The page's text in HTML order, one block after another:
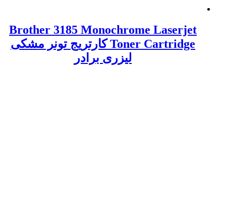
Brother 3185 Monochrome Laserjet
Toner Cartridge کارتریج تونر مشکی
لیزری برادر